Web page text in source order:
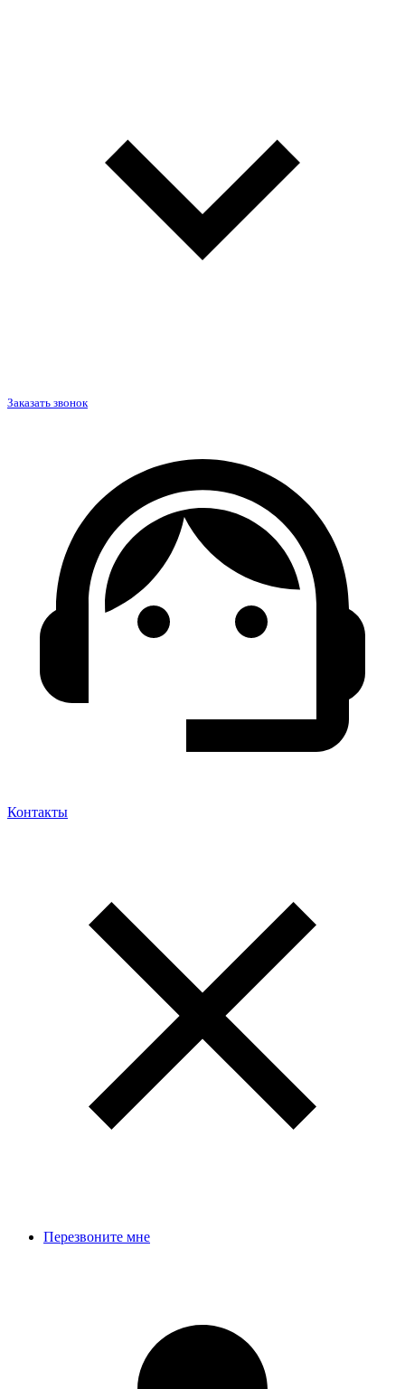
Заказать звонок
Контакты
Перезвоните мне